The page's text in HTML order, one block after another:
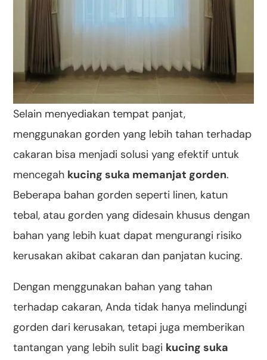
Selain menyediakan tempat panjat,
menggunakan gorden yang lebih tahan terhadap
cakaran bisa menjadi solusi yang efektif untuk
mencegah kucing suka memanjat gorden.
Beberapa bahan gorden seperti linen, katun
tebal, atau gorden yang didesain khusus dengan
bahan yang lebih kuat dapat mengurangi risiko
kerusakan akibat cakaran dan panjatan kucing.
Dengan menggunakan bahan yang tahan
terhadap cakaran, Anda tidak hanya melindungi
gorden dari kerusakan, tetapi juga memberikan
tantangan yang lebih sulit bagi kucing suka